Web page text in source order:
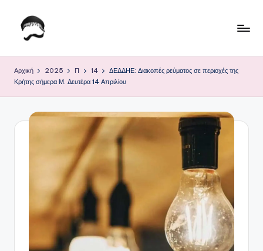
Μετάβαση
ο
Κ
Αρχική 2025 Π 14
ΔΕΔΔΗΕ: Διακοπές ρεύματος σε περιοχές της
Κρήτης σήμερα Μ. Δευτέρα 14 Απριλίου